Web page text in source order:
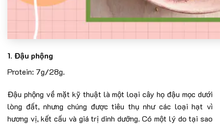
1. Đậu phộng
Protein: 7g/28g.
Đậu phộng về mặt kỹ thuật là một loại cây họ đậu mọc dưới
lòng đất, nhưng chúng được tiêu thụ như các loại hạt vì
hương vị, kết cấu và giá trị dinh dưỡng. Có một lý do tại sao